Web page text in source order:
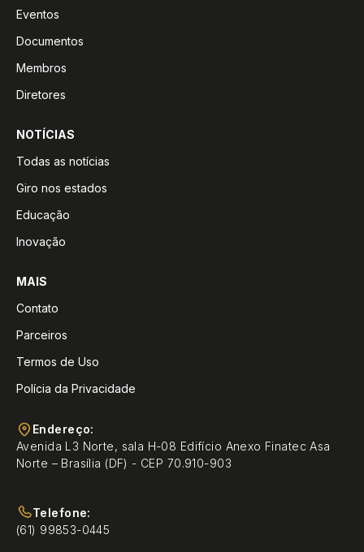
Eventos
Documentos
Membros
Diretores
NOTÍCIAS
Todas as notícias
Giro nos estados
Educação
Inovação
MAIS
Contato
Parceiros
Termos de Uso
Polícia da Privacidade
Endereço:
Avenida L3 Norte, sala H-08 Edifício Anexo Finatec Asa
Norte – Brasília (DF) - CEP 70.910-903
Telefone:
(61) 99853-0445